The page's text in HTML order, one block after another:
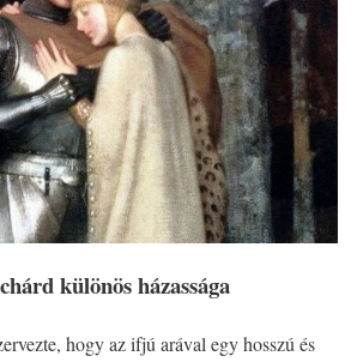
különös házassága
hogy az ifjú arával egy hosszú és